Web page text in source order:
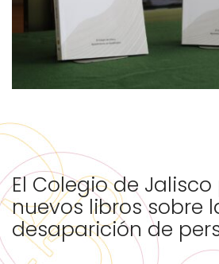
El Colegio de
nuevos libros sobre
desaparición de